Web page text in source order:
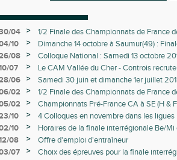
04 >
1/2 Finale des Championnats de France
10
>
Dimanche 14 octobre à Saumur(49) :
Equip'Athlé BE MI
08 >
Colloque National : Samedi 13 octobre
07
>
Le CAM Vallée du Cher - Controis
du développement de l’ATHLE JEUNES
06 >
Samedi 30 juin et dimanche 1er juillet
Nouveaux HORAIRES des concours
02 >
1/2 Finale des Championnats de France
02
>
Championnats Pré-France CA à SE (H &
10
>
4 Colloques en novembre dans les ligues
Loire
10 >
Horaires de la finale interrégionale Be/Mi
Equip'Athlé à Saran
08 >
Offre d'emploi d'entraîneur
07
>
Choix des épreuves pour la finale